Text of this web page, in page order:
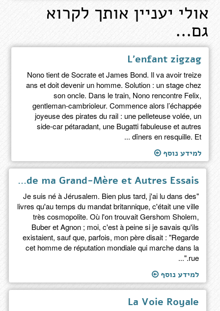
אולי יעניין אותך לקרוא
גם...
L'enfant zigzag
Nono tient de Socrate et James Bond. Il va avoir treize
ans et doit devenir un homme. Solution : un stage chez
son oncle. Dans le train, Nono rencontre Felix,
gentleman-cambrioleur. Commence alors l’échappée
joyeuse des pirates du rail : une pelleteuse volée, un
side-car pétaradant, une Bugatti fabuleuse et autres
dîners en resquille. Et ...
למידע נוסף
Les Deux Morts de ma Grand-Mère et Autres Essais
"Je suis né à Jérusalem. Bien plus tard, j'ai lu dans des
livres qu'au temps du mandat britannique, c'était une ville
très cosmopolite. Où l'on trouvait Gershom Sholem,
Buber et Agnon ; moi, c'est à peine si je savais qu'ils
existaient, sauf que, parfois, mon père disait : "Regarde
cet homme de réputation mondiale qui marche dans la
rue."...
למידע נוסף
La Voie Royale